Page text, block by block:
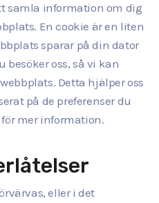
samla information om dig
En cookie är en liten
sparar på din dator
oss, så vi kan
Detta hjälper oss
på de preferenser du
mer information.
eller i det